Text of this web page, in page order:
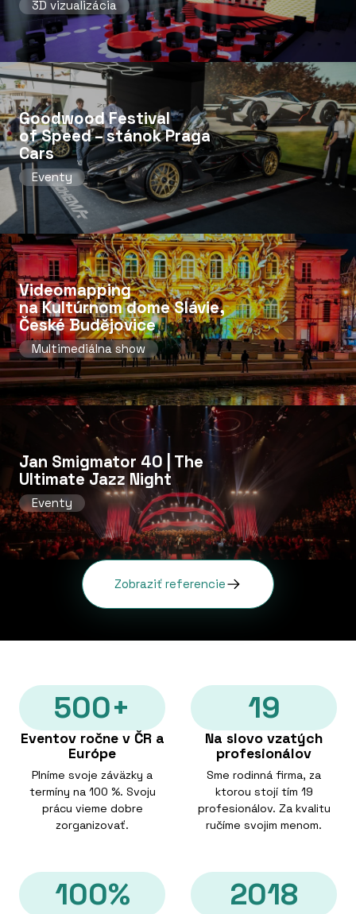
3D vizualizácia
Goodwood Festival
of Speed ​​– stánok Praga
Cars
Eventy
Videomapping
na Kultúrnom dome Slávie,
České Budějovice
Multimediálna show
Jan Smigmator 40 | The
Ultimate Jazz Night
Eventy
Zobraziť referencie
500+
Eventov ročne v ČR a
Európe
Plníme svoje záväzky a
termíny na 100 %. Svoju
prácu vieme dobre
zorganizovať.
19
Na slovo vzatých
profesionálov
Sme rodinná firma, za
ktorou stojí tím 19
profesionálov. Za kvalitu
ručíme svojim menom.
100% 2018